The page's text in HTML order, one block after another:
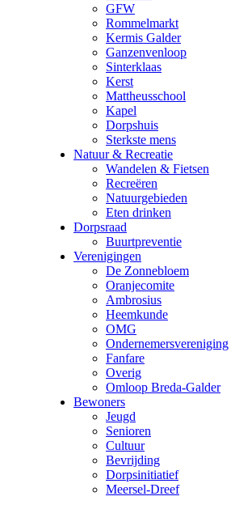
GFW
Rommelmarkt
Kermis Galder
Ganzenvenloop
Sinterklaas
Kerst
Mattheusschool
Kapel
Dorpshuis
Sterkste mens
Natuur & Recreatie
Wandelen & Fietsen
Recreëren
Natuurgebieden
Eten drinken
Dorpsraad
Buurtpreventie
Verenigingen
De Zonnebloem
Oranjecomite
Ambrosius
Heemkunde
OMG
Ondernemersvereniging
Fanfare
Overig
Omloop Breda-Galder
Bewoners
Jeugd
Senioren
Cultuur
Bevrijding
Dorpsinitiatief
Meersel-Dreef